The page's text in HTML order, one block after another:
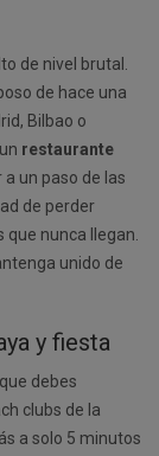
de nivel brutal.
de hace una
Bilbao o
restaurante
un paso de las
de perder
nunca llegan.
unido de
y fiesta
debes
clubs de la
a solo 5 minutos